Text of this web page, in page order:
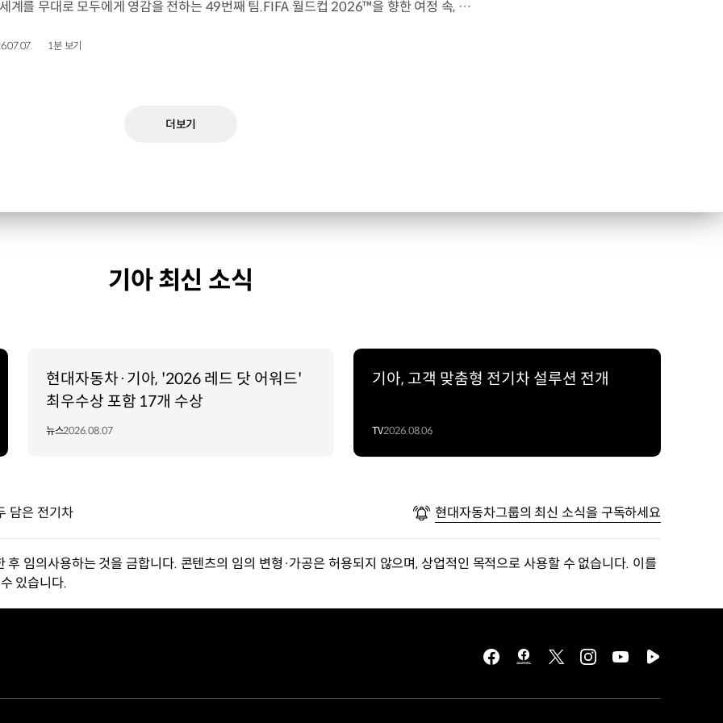
전 세계를 무대로 모두에게 영감을 전하는 49번째 팀.FIFA 월드컵 2026™을 향한 여정 속, 이제 사람들의 시선은 이 어린 스타들에게 향합니다. 자세히 보기 ▶ #Kia #InspirationConnectsUsAll #49thTeam #OMBC #FIFAWorldCup2026 유튜브 쇼츠 보기 >
1분 보기
더보기
기아 최신 소식
현대자동차·기아, '2026 레드 닷 어워드'
최우수상 포함 17개 수상
뉴스2026.08.07
기아, 고객 맞춤형 전기차 설루션 전개
TV2026.08.06
담은 전기차 현대자동차그룹의 최신 소식을 구독하세요
임의사용하는 것을 금합니다. 콘텐츠의 임의 변형·가공은 허용되지 않으며, 상업적인 목적으로 사용할 수 없습니다. 이를
있습니다.
facebook
hmg
facebook
twitterinstagramyoutubenaver